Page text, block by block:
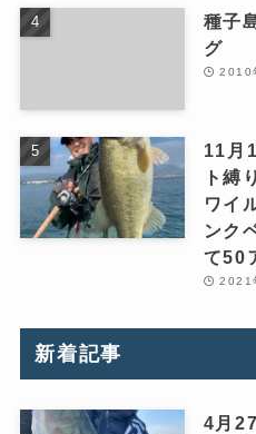
種子
グ
2010
11月
ト縛
ワイ
ンク
て50
2021
新着記事
4月